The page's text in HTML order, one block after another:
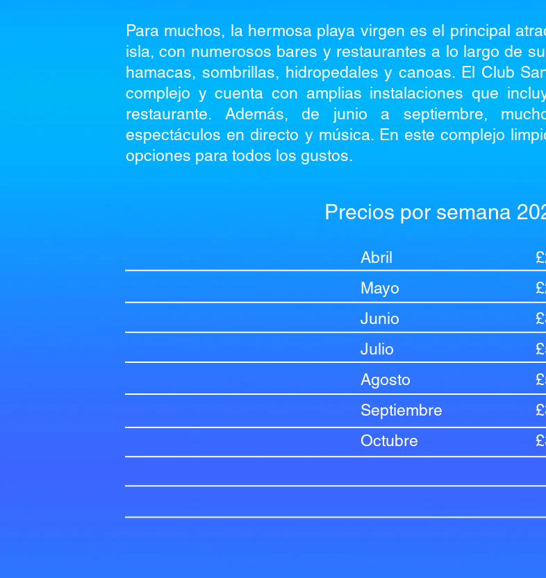
Para muchos, la hermosa playa virgen es el principal
isla, con numerosos bares y restaurantes a lo largo de
hamacas, sombrillas, hidropedales y canoas. El Club
complejo y cuenta con amplias instalaciones que
restaurante. Además, de junio a septiembre,
espectáculos en directo y música. En este complejo
opciones para todos los gustos.
Precios por semana
Abril
Mayo
Junio
Julio
Agosto
Septiembre
Octubre